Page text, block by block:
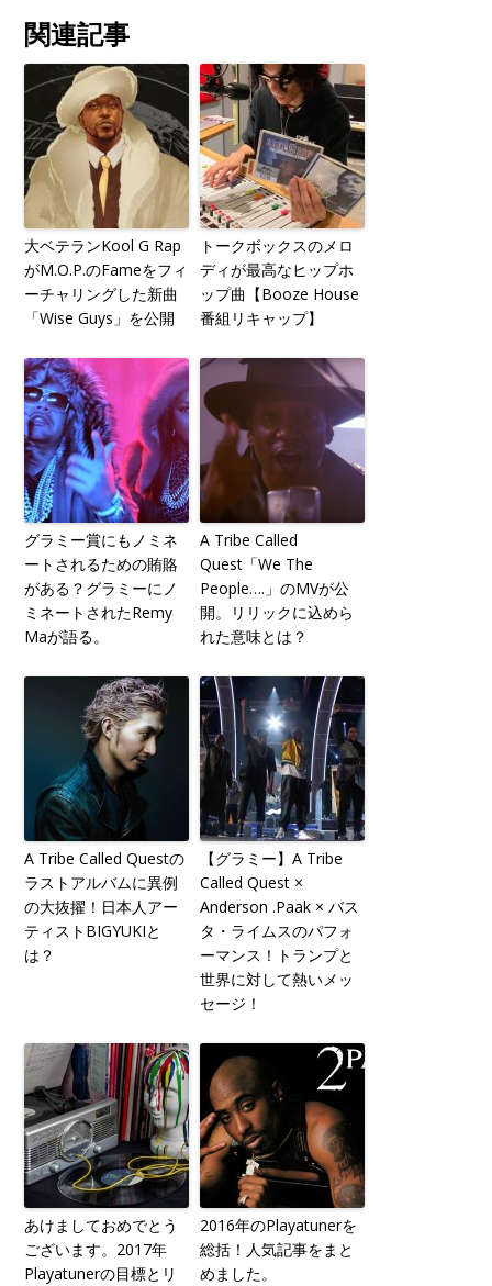
関連記事
大ベテランKool G Rap
がM.O.P.のFameをフィ
ーチャリングした新曲
「Wise Guys」を公開
トークボックスのメロ
ディが最高なヒップホ
ップ曲【Booze House
番組リキャップ】
グラミー賞にもノミネ
ートされるための賄賂
がある？グラミーにノ
ミネートされたRemy
Maが語る。
A Tribe Called
Quest「We The
People….」のMVが公
開。リリックに込めら
れた意味とは？
A Tribe Called Questの
ラストアルバムに異例
の大抜擢！日本人アー
ティストBIGYUKIと
は？
【グラミー】A Tribe
Called Quest ×
Anderson .Paak × バス
タ・ライムスのパフォ
ーマンス！トランプと
世界に対して熱いメッ
セージ！
あけましておめでとう
ございます。2017年
Playatunerの目標とリ
2016年のPlayatunerを
総括！人気記事をまと
めました。